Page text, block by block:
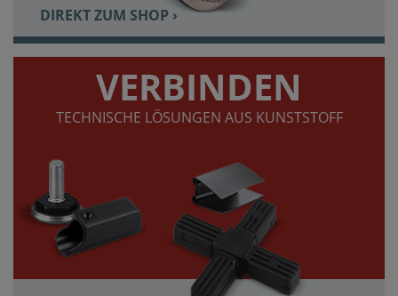
DIREKT ZUM SHOP ›
VERBINDEN
TECHNISCHE LÖSUNGEN AUS KUNSTSTOFF